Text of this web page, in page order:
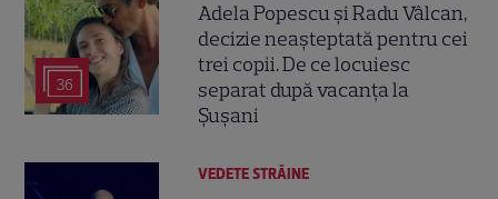
36
Adela Popescu și Radu Vâlcan,
decizie neașteptată pentru cei
trei copii. De ce locuiesc
separat după vacanța la
Șușani
VEDETE STRĂINE